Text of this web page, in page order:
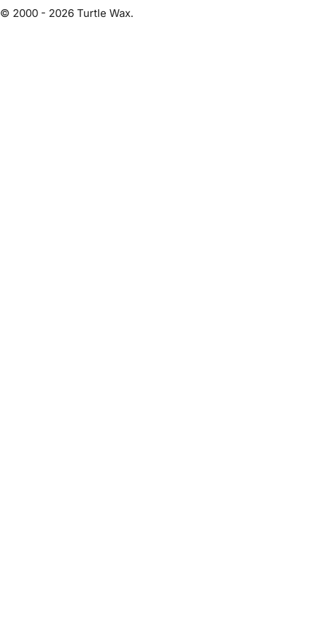
© 2000 - 2026 Turtle Wax.